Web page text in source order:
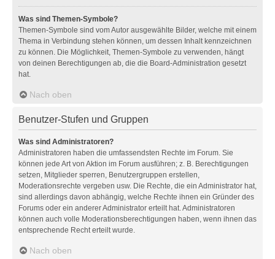
Was sind Themen-Symbole?
Themen-Symbole sind vom Autor ausgewählte Bilder, welche mit einem
Thema in Verbindung stehen können, um dessen Inhalt kennzeichnen
zu können. Die Möglichkeit, Themen-Symbole zu verwenden, hängt
von deinen Berechtigungen ab, die die Board-Administration gesetzt
hat.
Nach oben
Benutzer-Stufen und Gruppen
Was sind Administratoren?
Administratoren haben die umfassendsten Rechte im Forum. Sie
können jede Art von Aktion im Forum ausführen; z. B. Berechtigungen
setzen, Mitglieder sperren, Benutzergruppen erstellen,
Moderationsrechte vergeben usw. Die Rechte, die ein Administrator hat,
sind allerdings davon abhängig, welche Rechte ihnen ein Gründer des
Forums oder ein anderer Administrator erteilt hat. Administratoren
können auch volle Moderationsberechtigungen haben, wenn ihnen das
entsprechende Recht erteilt wurde.
Nach oben